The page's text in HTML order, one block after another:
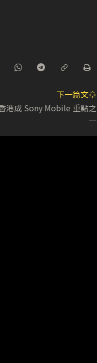
下一篇文章
成 Sony Mobile 重點之
一